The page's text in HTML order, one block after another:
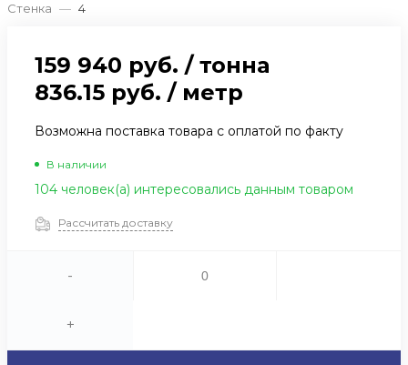
Стенка — 4
159 940 руб. / тонна
836.15 руб. / метр
Возможна поставка товара с оплатой по факту
В наличии
104 человек(а) интересовались данным товаром
Рассчитать доставку
-
+